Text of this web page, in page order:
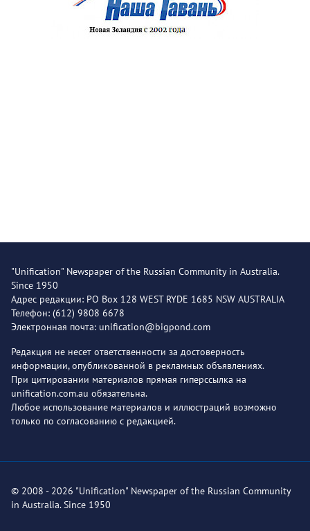
"Unification" Newspaper of the Russian Community in Australia.
Since 1950
Адрес редакции: PO Box 128 WEST RYDE 1685 NSW AUSTRALIA
Телефон: (612) 9808 6678
Электронная почта: unification@bigpond.com
Редакция не несет ответственности за достоверность
информации, опубликованной в рекламных объявлениях.
При цитировании материалов прямая гиперссылка на
unification.com.au обязательна.
Любое использование материалов и иллюстраций возможно
только по согласованию с редакцией.
© 2008 - 2026 "Unification" Newspaper of the Russian Community
in Australia. Since 1950